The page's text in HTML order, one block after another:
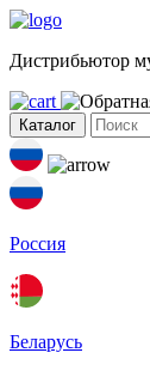
Дистрибьютор
Каталог
Россия
Беларусь